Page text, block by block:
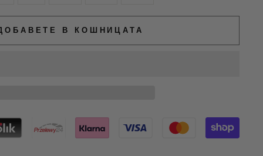
В КОШНИЦАТА